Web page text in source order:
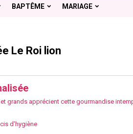
BAPTÊME MARIAGE
Le Roi lion
grands apprécient cette gourmandise
d'hygiène